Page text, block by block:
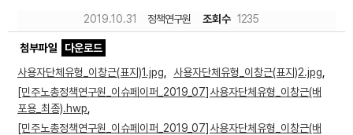
2019.10.31 정책연구원 조회수 1235
첨부파일
다운로드
사용자단체유형_이창근(표지)1.jpg
사용자단체유형_이창근(표지)2.jpg
[민주노총정책연구원_이슈페이퍼_2019_07]사용자단체유형_이창근(배
포용_최종).hwp
[민주노총정책연구원_이슈페이퍼_2019_07]사용자단체유형_이창근(배
문서자료
이미지자료
미디어자료
카드뉴스